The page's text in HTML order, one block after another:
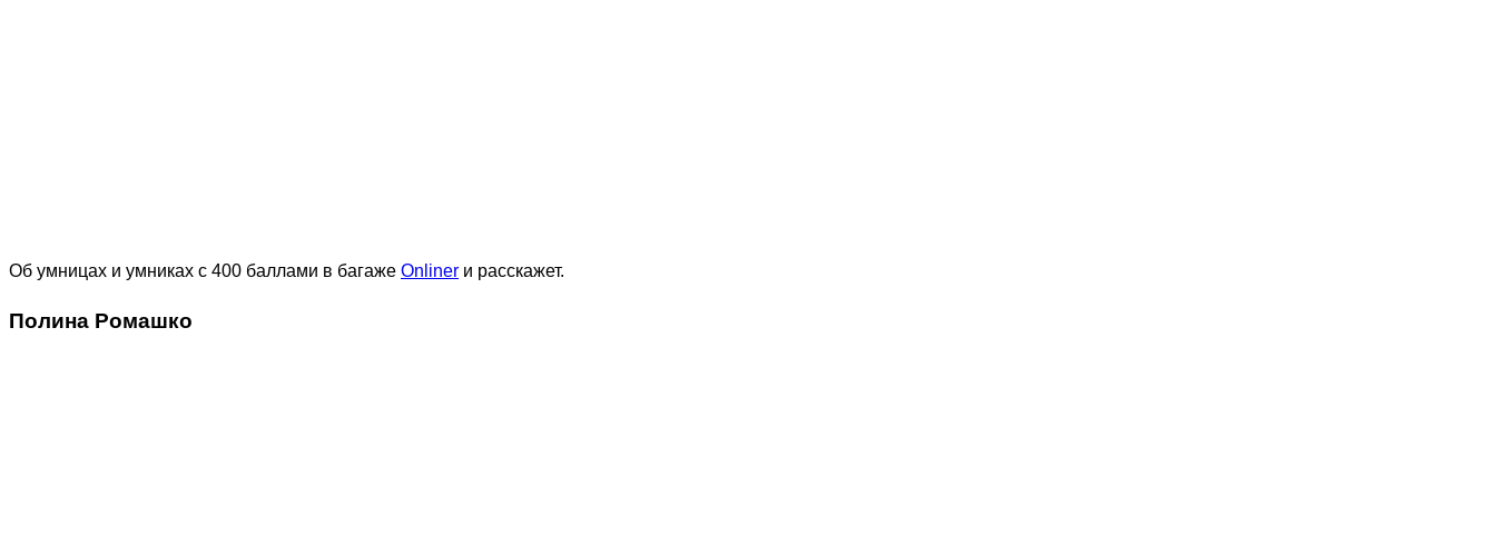
Об умницах и умниках с 400 баллами в багаже Onliner и расскажет.
Полина Ромашко